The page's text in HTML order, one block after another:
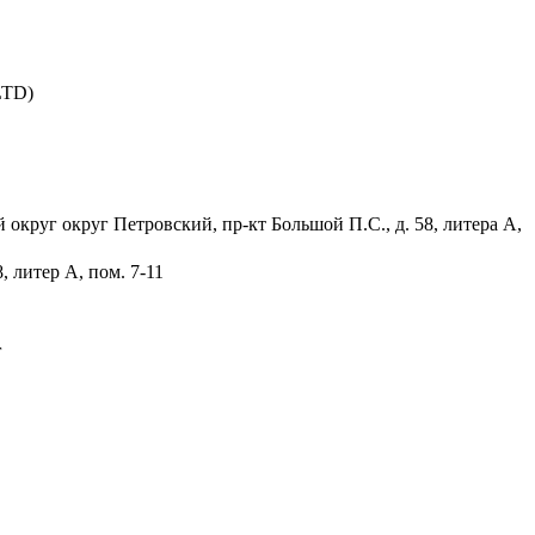
округ округ Петровский, пр-кт Большой П.С., д. 58, литера А,
литер А, пом. 7-11